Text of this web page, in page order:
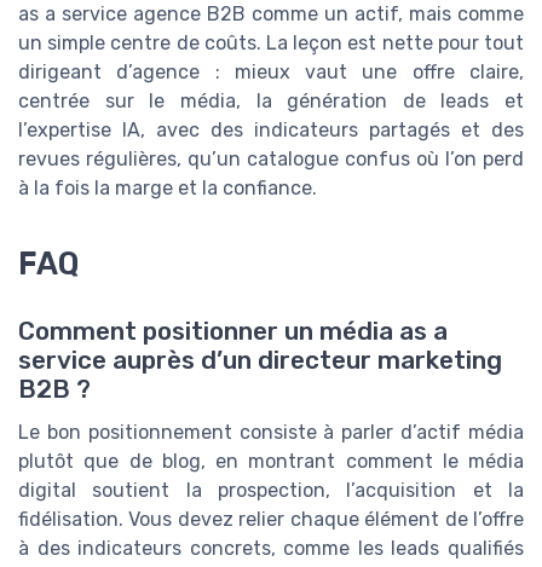
as a service agence B2B comme un actif, mais comme
un simple centre de coûts. La leçon est nette pour tout
dirigeant d’agence : mieux vaut une offre claire,
centrée sur le média, la génération de leads et
l’expertise IA, avec des indicateurs partagés et des
revues régulières, qu’un catalogue confus où l’on perd
à la fois la marge et la confiance.
FAQ
Comment positionner un média as a
service auprès d’un directeur marketing
B2B ?
Le bon positionnement consiste à parler d’actif média
plutôt que de blog, en montrant comment le média
digital soutient la prospection, l’acquisition et la
fidélisation. Vous devez relier chaque élément de l’offre
à des indicateurs concrets, comme les leads qualifiés